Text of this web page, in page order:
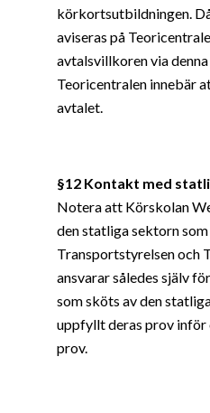
körkortsutbildningen.
aviseras på
avtalsvillkoren via
Teoricentralen innebär
avtalet.
§12 Kontakt med
Notera att Körskolan
den statliga sektorn
Transportstyrelsen och
ansvarar således själv
som sköts av den
uppfyllt deras prov inför
prov.